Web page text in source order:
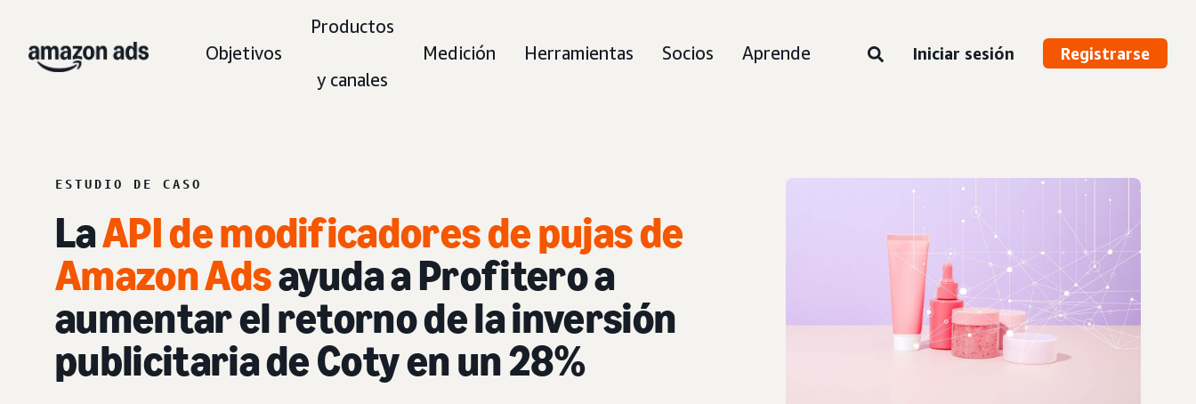
Objetivos
Productos
y canales
Medición Herramientas Socios Aprende Iniciar sesión Registrarse
ESTUDIO DE CASO
LaAPI de modificadores de pujas de
Amazon Adsayuda a Profitero a
aumentar el retorno de la inversión
publicitaria de Coty en un 28%